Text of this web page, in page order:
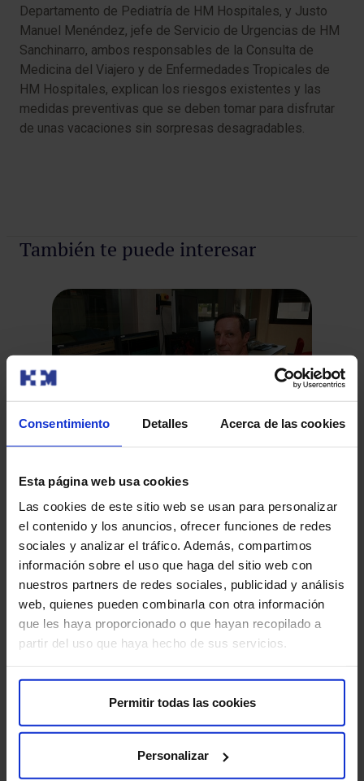
Consentimiento Detalles Acerca de las cookies
Esta página web usa cookies
Las cookies de este sitio web se usan para personalizar
el contenido y los anuncios, ofrecer funciones de redes
sociales y analizar el tráfico. Además, compartimos
información sobre el uso que haga del sitio web con
nuestros partners de redes sociales, publicidad y análisis
web, quienes pueden combinarla con otra información
que les haya proporcionado o que hayan recopilado a
partir del uso que haya hecho de sus servicios.
Permitir todas las cookies
Personalizar
Departamento de Pediatría de HM Hospitales, y Justo
Manuel Menéndez, jefe de Servicio de Urgencias de HM
Sanchinarro, ambos responsables de la Consulta de
Medicina del Viajero y de Enfermedades Tropicales de
HM Hospitales, explican los riesgos existentes y las
medidas preventivas que se deben tomar para disfrutar
de unas vacaciones sin sorpresas desagradables.
También te puede interesar
Las estadísticas de HM CIEC lo sitúan como
centro de referencia nacional en el
tratamiento de enfermedades
cardiovasculares
Madrid, 23 de marzo de 2015. Desde que el Centro
Integral de Enfermedades Cardiovasculares HM CIEC se
puso en marcha en…